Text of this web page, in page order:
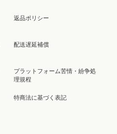
返品ポリシー
配送遅延補償
プラットフォーム苦情・紛争処
理規程
特商法に基づく表記